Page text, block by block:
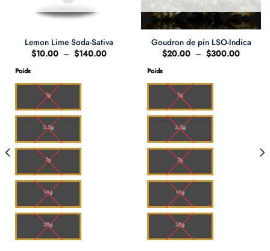
Lemon Lime Soda-Sativa
$10.00 – $140.00Plage
Poids
1g
3.5g
7g
14g
28g
Goudron de pin LSO-Indica
$20.00 – $300.00Plage
Poids
1g
3.5g
7g
14g
28g